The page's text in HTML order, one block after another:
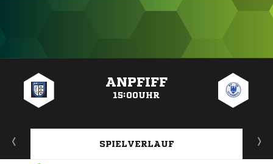
ANPFIFF
15:00UHR
SPIELVERLAUF